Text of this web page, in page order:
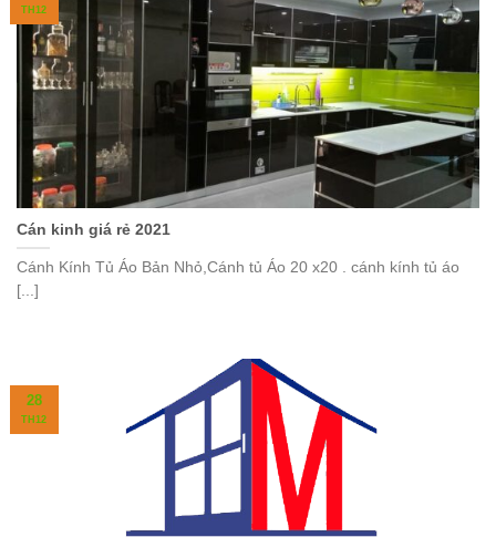
Cán kinh giá rẻ 2021
Cánh Kính Tủ Áo Bản Nhỏ,Cánh tủ Áo 20 x20 . cánh kính tủ áo
[...]
TH12
28
TH12